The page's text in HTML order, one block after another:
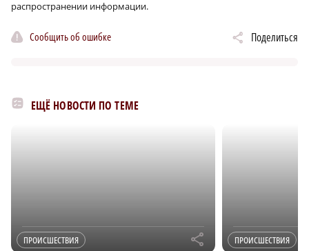
распространении информации.
Сообщить об ошибке Поделиться
ЕЩЁ НОВОСТИ ПО ТЕМЕ
ПРОИСШЕСТВИЯ r ПРОИСШЕСТВИЯ